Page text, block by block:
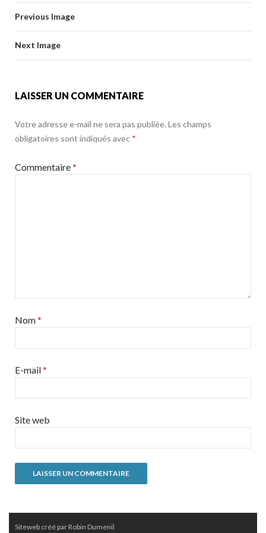
o
k
b
o
o
k
er l
g
er
Previous Image
Next Image
LAISSER UN COMMENTAIRE
Votre adresse e-mail ne sera pas publiée. Les champs
obligatoires sont indiqués avec *
Commentaire*
Nom*
E-mail*
Site web
Siteweb créé par Robin Dumenil